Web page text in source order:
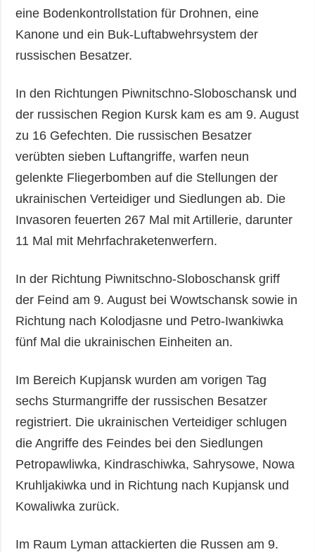
eine Bodenkontrollstation für Drohnen, eine
Kanone und ein Buk-Luftabwehrsystem der
russischen Besatzer.
In den Richtungen Piwnitschno-Sloboschansk und
der russischen Region Kursk kam es am 9. August
zu 16 Gefechten. Die russischen Besatzer
verübten sieben Luftangriffe, warfen neun
gelenkte Fliegerbomben auf die Stellungen der
ukrainischen Verteidiger und Siedlungen ab. Die
Invasoren feuerten 267 Mal mit Artillerie, darunter
11 Mal mit Mehrfachraketenwerfern.
In der Richtung Piwnitschno-Sloboschansk griff
der Feind am 9. August bei Wowtschansk sowie in
Richtung nach Kolodjasne und Petro-Iwankiwka
fünf Mal die ukrainischen Einheiten an.
Im Bereich Kupjansk wurden am vorigen Tag
sechs Sturmangriffe der russischen Besatzer
registriert. Die ukrainischen Verteidiger schlugen
die Angriffe des Feindes bei den Siedlungen
Petropawliwka, Kindraschiwka, Sahrysowe, Nowa
Kruhljakiwka und in Richtung nach Kupjansk und
Kowaliwka zurück.
Im Raum Lyman attackierten die Russen am 9.